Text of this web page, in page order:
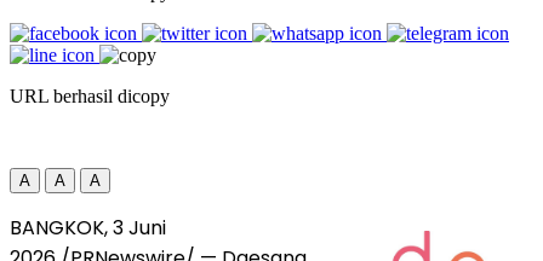
URL berhasil dicopy
A A A
BANGKOK, 3 Juni